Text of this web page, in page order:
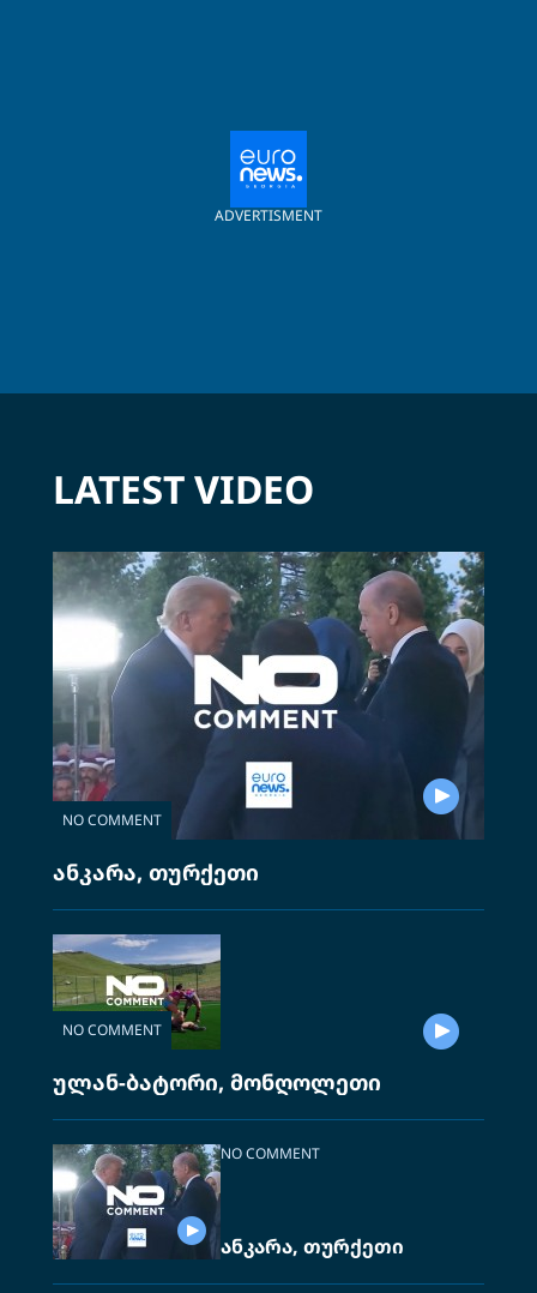
ADVERTISMENT
LATEST VIDEO
NO COMMENT
ანკარა, თურქეთი
NO COMMENT
ულან-ბატორი, მონღოლეთი
NO COMMENT
ანკარა, თურქეთი